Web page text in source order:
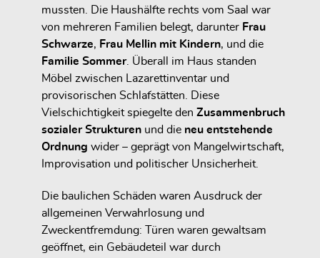
mussten. Die Haushälfte rechts vom Saal war
von mehreren Familien belegt, darunter Frau
Schwarze, Frau Mellin mit Kindern, und die
Familie Sommer. Überall im Haus standen
Möbel zwischen Lazarettinventar und
provisorischen Schlafstätten. Diese
Vielschichtigkeit spiegelte den Zusammenbruch
sozialer Strukturen und die neu entstehende
Ordnung wider – geprägt von Mangelwirtschaft,
Improvisation und politischer Unsicherheit.
Die baulichen Schäden waren Ausdruck der
allgemeinen Verwahrlosung und
Zweckentfremdung: Türen waren gewaltsam
geöffnet, ein Gebäudeteil war durch